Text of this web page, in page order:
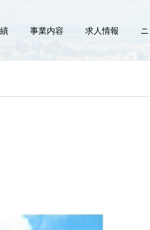
事業内容 求人情報